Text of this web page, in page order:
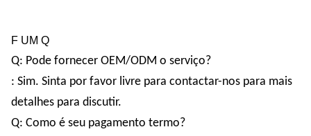
F UM Q
Q: Pode fornecer OEM/ODM o serviço?
: Sim. Sinta por favor livre para contactar-nos para mais
detalhes para discutir.
Q: Como é seu pagamento termo?